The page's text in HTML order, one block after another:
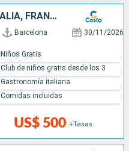
ESPAÑA, ISLAS BALEARES, ITALIA, FRANCIA
Barcelona 30/11/2026
US$ 500 +Tasas
Niños Gratis
Club de niños gratis desde los 3
Gastronomía italiana
Comidas incluidas